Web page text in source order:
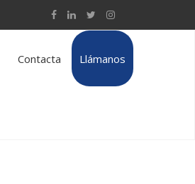
Contacta Llámanos